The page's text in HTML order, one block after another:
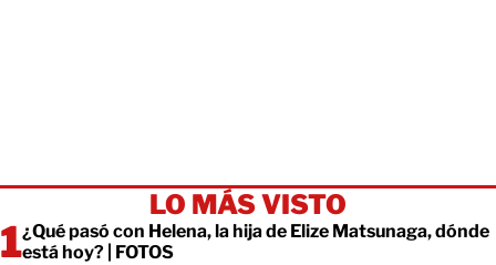
LO MÁS VISTO
¿Qué pasó con Helena, la hija de Elize Matsunaga, dónde
está hoy? | FOTOS